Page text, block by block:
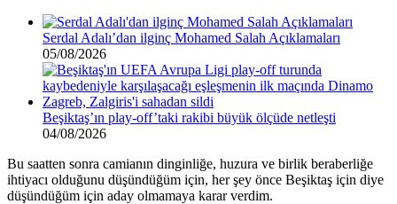
Serdal Adalı’dan ilginç Mohamed Salah Açıklamaları
05/08/2026
Beşiktaş’ın play-off’taki rakibi büyük ölçüde netleşti
04/08/2026
Bu saatten sonra camianın dinginliğe, huzura ve birlik beraberliğe
ihtiyacı olduğunu düşündüğüm için, her şey önce Beşiktaş için diye
düşündüğüm için aday olmamaya karar verdim.